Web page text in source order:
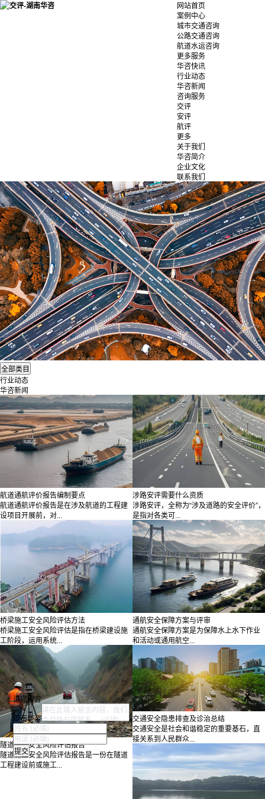
网站首页
案例中心
城市交通咨询
公路交通咨询
航道水运咨询
更多服务
华咨快讯
行业动态
华咨新闻
咨询服务
交评
安评
航评
更多
关于我们
华咨简介
企业文化
联系我们
行业动态
华咨新闻
航道通航评价报告编制要点
航道通航评价报告是在涉及航道的工程建
设项目开展前，对...
涉路安评需要什么资质
涉路安评，全称为“涉及道路的安全评价”，
是指对各类可...
桥梁施工安全风险评估方法
桥梁施工安全风险评估是指在桥梁建设施
工阶段，运用系统...
通航安全保障方案与评审
通航安全保障方案是为保障水上水下作业
和活动或通用航空...
隧道施工安全风险评估报告
隧道施工安全风险评估报告是一份在隧道
工程建设前或施工...
交通安全隐患排查及诊治总结
交通安全是社会和谐稳定的重要基石，直
接关系到人民群众...
请您留言 x
湖南华咨